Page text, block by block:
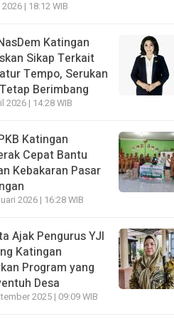
Publik
lalu
Nasional 2026, Pemkab
Dorong Kreativitas Anak
lalu
| 18:12 WIB
Katingan
Sikap Terkait
Tempo, Serukan
Berimbang
2026 | 14:28 WIB
Katingan
Cepat Bantu
Kebakaran Pasar
2026 | 16:28 WIB
Ajak Pengurus YJI
Katingan
Program yang
Desa
2025 | 09:09 WIB